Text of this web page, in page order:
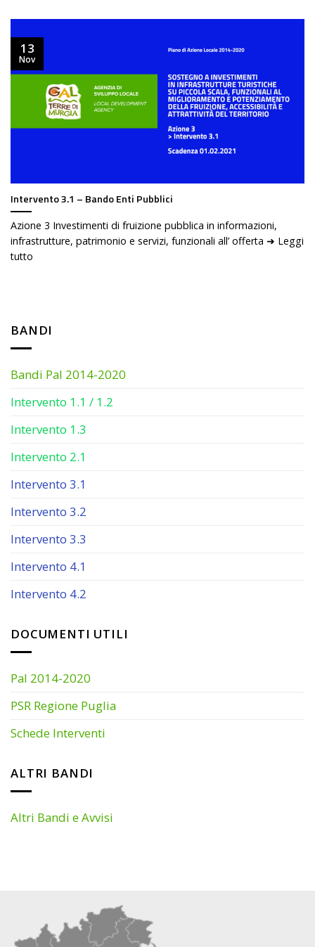
BANDI
Bandi Pal 2014-2020
Intervento 1.1 / 1.2
Intervento 1.3
Intervento 2.1
Intervento 3.1
Intervento 3.2
Intervento 3.3
Intervento 4.1
Intervento 4.2
DOCUMENTI UTILI
Pal 2014-2020
PSR Regione Puglia
Schede Interventi
ALTRI BANDI
Altri Bandi e Avvisi
Intervento 3.1 – Bando Enti Pubblici
Azione 3 Investimenti di fruizione pubblica in informazioni,
infrastrutture, patrimonio e servizi, funzionali all’ offerta ➜ Leggi
tutto
13
Nov